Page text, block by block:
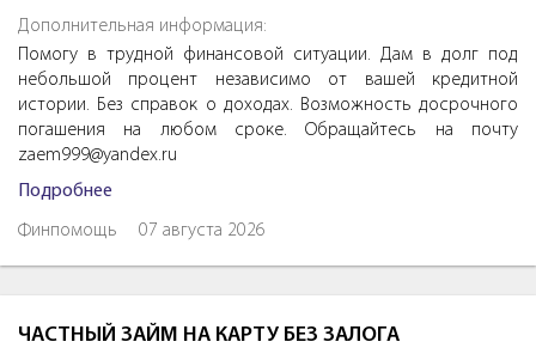
Дополнительная информация:
Помогу в трудной финансовой ситуации. Дам в долг под
небольшой процент независимо от вашей кредитной
истории. Без справок о доходах. Возможность досрочного
погашения на любом сроке. Обращайтесь на почту
zaem999@yandex.ru
Подробнее
Финпомощь 07 августа 2026
ЧАСТНЫЙ ЗАЙМ НА КАРТУ БЕЗ ЗАЛОГА